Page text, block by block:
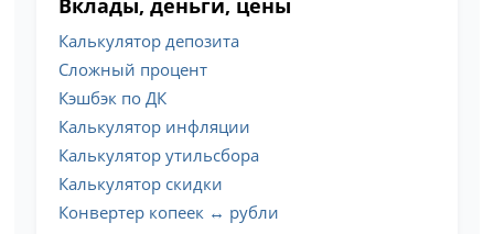
Калькулятор депозита
Сложный процент
Кэшбэк по ДК
Калькулятор инфляции
Калькулятор утильсбора
Калькулятор скидки
Конвертер копеек ↔ рубли